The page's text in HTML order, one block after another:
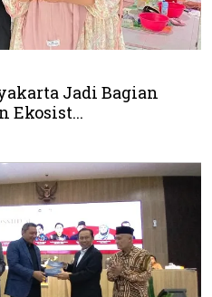
Jadi Bagian
Ekosist...